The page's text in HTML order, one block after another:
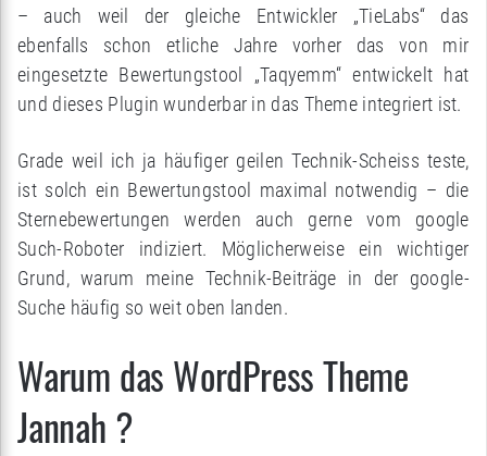
– auch weil der gleiche Entwickler „TieLabs“ das
ebenfalls schon etliche Jahre vorher das von mir
eingesetzte Bewertungstool „Taqyemm“ entwickelt hat
und dieses Plugin wunderbar in das Theme integriert ist.
Grade weil ich ja häufiger geilen Technik-Scheiss teste,
ist solch ein Bewertungstool maximal notwendig – die
Sternebewertungen werden auch gerne vom google
Such-Roboter indiziert. Möglicherweise ein wichtiger
Grund, warum meine Technik-Beiträge in der google-
Suche häufig so weit oben landen.
Warum das WordPress Theme
Jannah ?